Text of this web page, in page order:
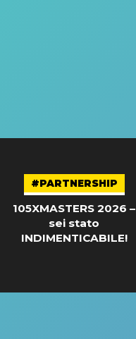
#PARTNERSHIP
105XMASTERS 2026 –
sei stato
INDIMENTICABILE!